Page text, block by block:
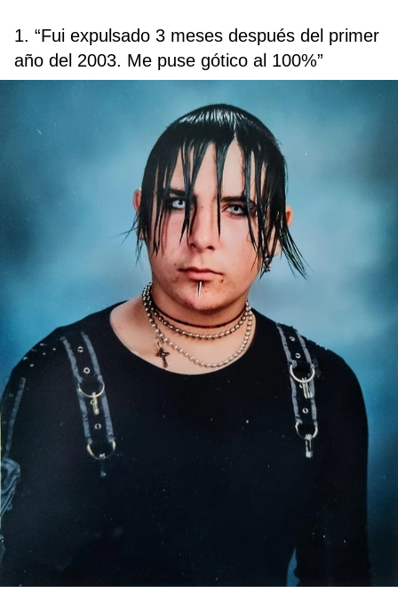
1. “Fui expulsado 3 meses después del primer
año del 2003. Me puse gótico al 100%”